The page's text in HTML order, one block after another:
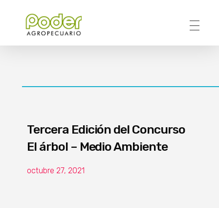
Tercera Edición del Concurso
El árbol – Medio Ambiente
octubre 27, 2021